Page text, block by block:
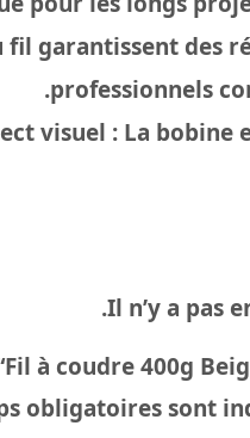
garantissent des
professionnels
visuel : La bobine
Il n’y a pas
à coudre 400g
obligatoires sont